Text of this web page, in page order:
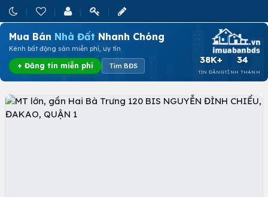
Mua Bán Nhà Đất Nhanh Chóng
Kênh bất động sản miễn phí, uy tín
+ Đăng tin miễn phí Tìm BĐS
38K+
TIN ĐĂNG
34
TỈNH THÀNH